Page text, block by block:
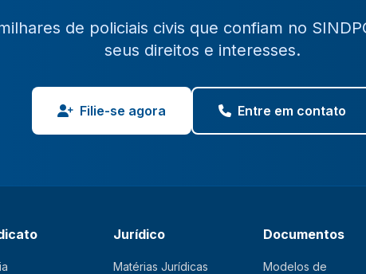
de policiais civis que confiam no
seus direitos e interesses.
Filie-se agora Entre em contato
Jurídico
Matérias Jurídicas
Documentos
Modelos de